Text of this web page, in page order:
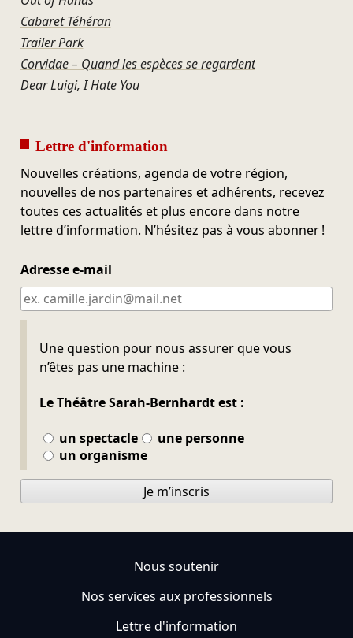
Cabaret Téhéran
Trailer Park
Corvidae – Quand les espèces se regardent
Dear Luigi, I Hate You
Lettre d'information
Nouvelles créations, agenda de votre région,
nouvelles de nos partenaires et adhérents, recevez
toutes ces actualités et plus encore dans notre
lettre d’information. N’hésitez pas à vous abonner !
Adresse e-mail
Une question pour nous assurer que vous
n’êtes pas une machine :
Le Théâtre Sarah-Bernhardt est :
un spectacle
une personne
un organisme
Ne pas remplir
Je m’inscris
Nous soutenir
Nos services aux professionnels
Lettre d'information